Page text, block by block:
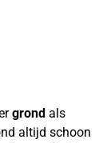
grond als
altijd schoon